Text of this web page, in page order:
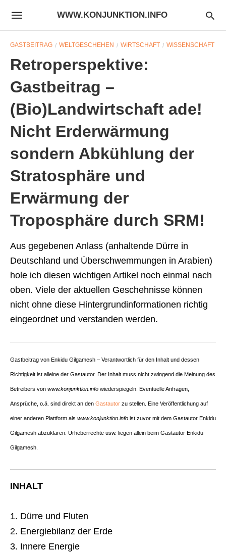
WWW.KONJUNKTION.INFO
GASTBEITRAG WELTGESCHEHEN WIRTSCHAFT WISSENSCHAFT
Retroperspektive:
Gastbeitrag –
(Bio)Landwirtschaft ade!
Nicht Erderwärmung
sondern Abkühlung der
Stratosphäre und
Erwärmung der
Troposphäre durch SRM!
Aus gegebenen Anlass (anhaltende Dürre in
Deutschland und Überschwemmungen in Arabien)
hole ich diesen wichtigen Artikel noch einmal nach
oben. Viele der aktuellen Geschehnisse können
nicht ohne diese Hintergrundinformationen richtig
eingeordnet und verstanden werden.
Gastbeitrag von Enkidu Gilgamesh – Verantwortlich für den Inhalt und dessen
Richtigkeit ist alleine der Gastautor. Der Inhalt muss nicht zwingend die Meinung des
Betreibers von www.konjunktion.info wiederspiegeln. Eventuelle Anfragen,
Ansprüche, o.ä. sind direkt an den Gastautor zu stellen. Eine Veröffentlichung auf
einer anderen Plattform als www.konjunktion.info ist zuvor mit dem Gastautor Enkidu
Gilgamesh abzuklären. Urheberrechte usw. liegen allein beim Gastautor Enkidu
Gilgamesh.
INHALT
Dürre und Fluten
Energiebilanz der Erde
Innere Energie